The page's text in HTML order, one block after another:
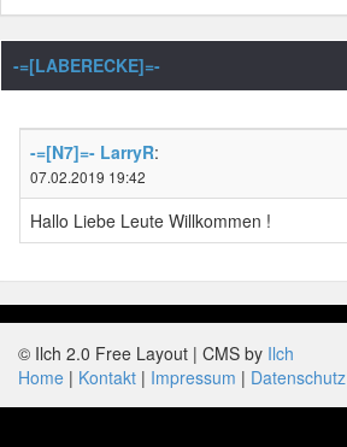
-=[LABERECKE]=-
-=[N7]=- LarryR:
07.02.2019 19:42
Hallo Liebe Leute Willkommen !
© Ilch 2.0 Free Layout | CMS by Ilch
Home
Kontakt Impressum Datenschutz